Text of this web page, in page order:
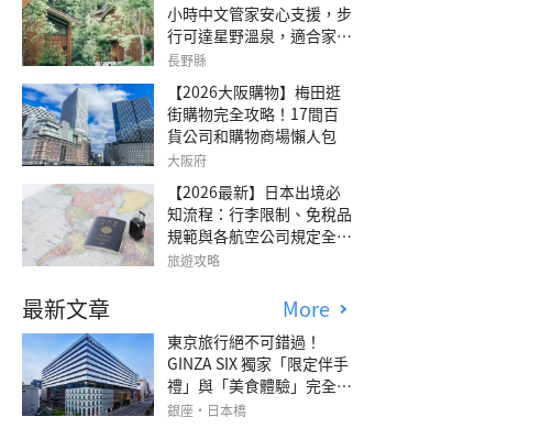
小時中文管家安心支援，步
行可達星野溫泉，適合家庭
旅行、三代同遊與紀念日的
澤森四季VILLA」
長野縣
【2026大阪購物】梅田逛
街購物完全攻略！17間百
貨公司和購物商場懶人包
大阪府
【2026最新】日本出境必
知流程：行李限制、免稅品
規範與各航空公司規定全攻
略
旅遊攻略
最新文章 More
東京旅行絕不可錯過！
GINZA SIX 獨家「限定伴手
禮」與「美食體驗」完全指
南
銀座・日本橋